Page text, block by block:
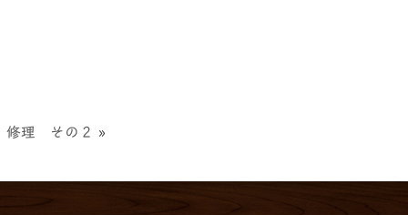
修理 その２
»